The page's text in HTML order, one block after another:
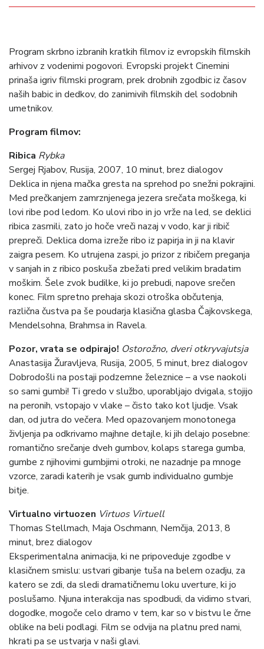
Program skrbno izbranih kratkih filmov iz evropskih filmskih
arhivov z vodenimi pogovori. Evropski projekt Cinemini
prinaša igriv filmski program, prek drobnih zgodbic iz časov
naših babic in dedkov, do zanimivih filmskih del sodobnih
umetnikov.
Program filmov:
Ribica Rybka
Sergej Rjabov, Rusija, 2007, 10 minut, brez dialogov
Deklica in njena mačka gresta na sprehod po snežni pokrajini.
Med prečkanjem zamrznjenega jezera srečata moškega, ki
lovi ribe pod ledom. Ko ulovi ribo in jo vrže na led, se deklici
ribica zasmili, zato jo hoče vreči nazaj v vodo, kar ji ribič
prepreči. Deklica doma izreže ribo iz papirja in ji na klavir
zaigra pesem. Ko utrujena zaspi, jo prizor z ribičem preganja
v sanjah in z ribico poskuša zbežati pred velikim bradatim
moškim. Šele zvok budilke, ki jo prebudi, napove srečen
konec. Film spretno prehaja skozi otroška občutenja,
različna čustva pa še poudarja klasična glasba Čajkovskega,
Mendelsohna, Brahmsa in Ravela.
Pozor, vrata se odpirajo! Ostorožno, dveri otkryvajutsja
Anastasija Žuravljeva, Rusija, 2005, 5 minut, brez dialogov
Dobrodošli na postaji podzemne železnice – a vse naokoli
so sami gumbi! Ti gredo v službo, uporabljajo dvigala, stojijo
na peronih, vstopajo v vlake – čisto tako kot ljudje. Vsak
dan, od jutra do večera. Med opazovanjem monotonega
življenja pa odkrivamo majhne detajle, ki jih delajo posebne:
romantično srečanje dveh gumbov, kolaps starega gumba,
gumbe z njihovimi gumbjimi otroki, ne nazadnje pa mnoge
vzorce, zaradi katerih je vsak gumb individualno gumbje
bitje.
Virtualno virtuozen Virtuos Virtuell
Thomas Stellmach, Maja Oschmann, Nemčija, 2013, 8
minut, brez dialogov
Eksperimentalna animacija, ki ne pripoveduje zgodbe v
klasičnem smislu: ustvari gibanje tuša na belem ozadju, za
katero se zdi, da sledi dramatičnemu loku uverture, ki jo
poslušamo. Njuna interakcija nas spodbudi, da vidimo stvari,
dogodke, mogoče celo dramo v tem, kar so v bistvu le črne
oblike na beli podlagi. Film se odvija na platnu pred nami,
hkrati pa se ustvarja v naši glavi.